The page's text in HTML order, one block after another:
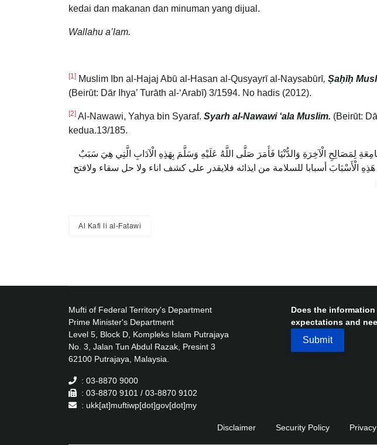
kedai dan makanan dan minuman yang dijual.
Wallahu a’lam.
[1] Muslim Ibn al-Hajaj Abū al-Hasan al-Qusyayrī al-Naysabūrī, Ṣaḥīḥ
(Beirūt: Dār Ihya’ Turāth al-‘Arabī) 3/1594. No hadis (2012).
[2] Al-Nawawi, Yahya bin Syaraf. Syarh al-Nawawi ‘ala Muslim. (Beirūt:
kedua.13/185.
لِمَصَالِحِ الْآخِرَةِ وَالدُّنْيَا فَأَمَرَ صَلَّى اللَّهُ عَلَيْهِ وَسَلَّمَ بِهَذِهِ الْآدَابِ الَّتِي هِيَ سَبَبٌ
الْأَسْبَابَ أسبابا للسلامة من ايذائه فلايقدر على كشف اناء ولا حل سقاء ولافتح
Al Kafi li al-Fatawi
Mufti of Federal Territory's Department
Prime Minister's Department
Level 5, Block D, Kompleks Islam Putrajaya
No. 3, Jalan Tun Abdul Razak, Presint 3
62100 Putrajaya, Malaysia.
: 03-8870 9000
: 03-8870 9101 / 03-8870 9102
: ukk[at]muftiwp[dot]gov[dot]my
Does the
expectations and
Disclaimer Security Policy